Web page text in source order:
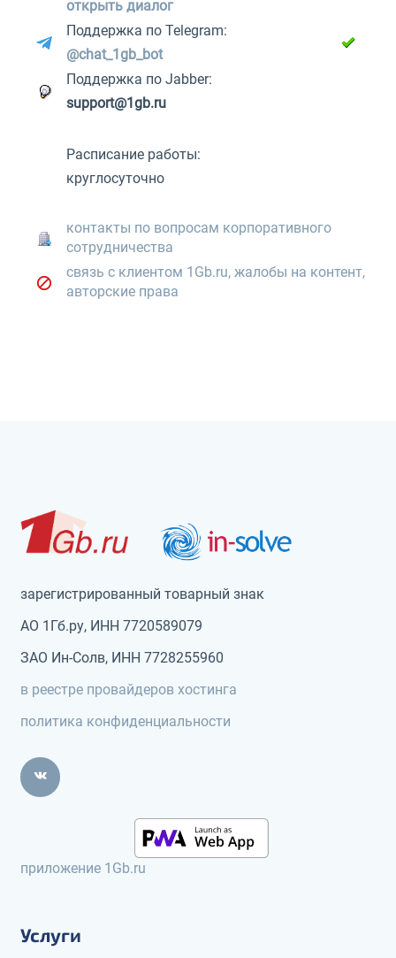
открыть диалог
Поддержка по Telegram:
@chat_1gb_bot
Поддержка по Jabber:
support@1gb.ru
Расписание работы:
круглосуточно
контакты по вопросам корпоративного
сотрудничества
связь с клиентом 1Gb.ru, жалобы на контент,
авторские права
зарегистрированный товарный знак
АО 1Гб.ру, ИНН 7720589079
ЗАО Ин-Солв, ИНН 7728255960
в реестре провайдеров хостинга
политика конфиденциальности
приложение 1Gb.ru
Услуги